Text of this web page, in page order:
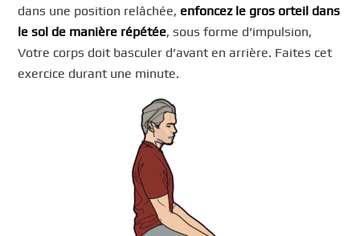
dans une position relâchée, enfoncez le gros orteil dans
le sol de manière répétée, sous forme d’impulsion,
Votre corps doit basculer d’avant en arrière. Faites cet
exercice durant une minute.